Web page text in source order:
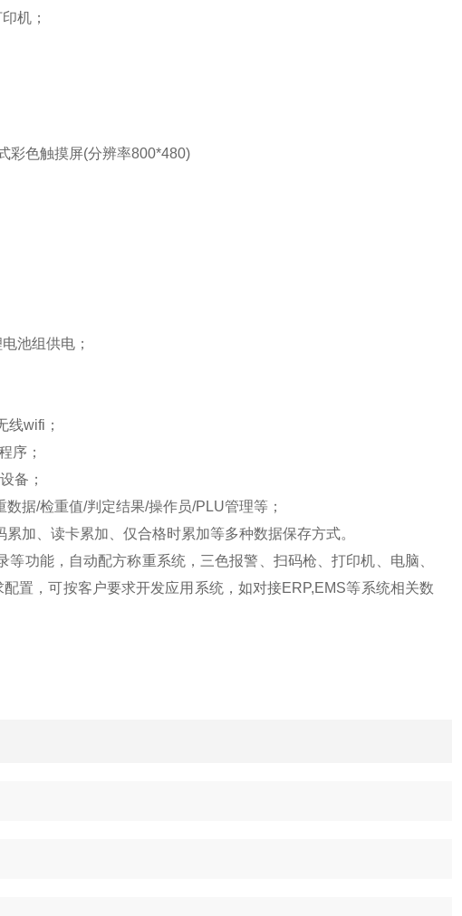
机；
彩色触摸屏(分辨率800*480)
池组供电；
线wifi；
序；
备；
据/检重值/判定结果/操作员/PLU管理等；
加、读卡累加、仅合格时累加等多种数据保存方式。
功能，自动配方称重系统， 三色报警、扫码枪、打印机、电脑、
置，可按客户要求开发应用系统，如对接ERP,EMS等系统相关数